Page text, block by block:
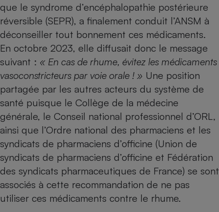
que le syndrome d’encéphalopathie postérieure
réversible (SEPR), a finalement conduit l’ANSM à
déconseiller tout bonnement ces médicaments.
En octobre 2023, elle diffusait donc le message
suivant : « En cas de rhume, évitez les médicaments
vasoconstricteurs par voie orale ! » Une position
partagée par les autres acteurs du système de
santé puisque le Collège de la médecine
générale, le Conseil national professionnel d’ORL,
ainsi que l’Ordre national des pharmaciens et les
syndicats de pharmaciens d’officine (Union de
syndicats de pharmaciens d’officine et Fédération
des syndicats pharmaceutiques de France) se sont
associés à cette recommandation de ne pas
utiliser ces médicaments contre le rhume.